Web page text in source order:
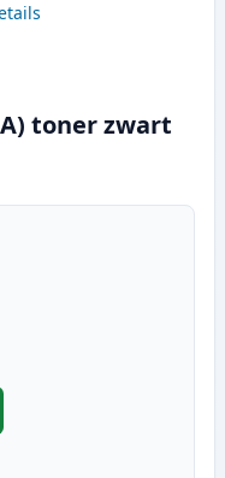
toner zwart
FX-10 (0263B002AA)